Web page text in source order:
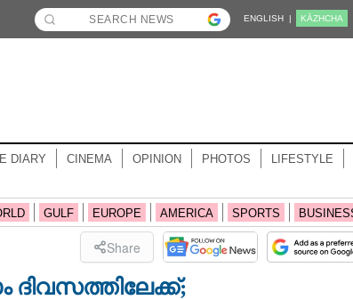
ENGLISH | KĀZHCHA
DIARY CINEMA OPINION PHOTOS LIFESTYLE
GULF EUROPE AMERICA SPORTS
Share
ദിവസത്തിലേക്ക്;